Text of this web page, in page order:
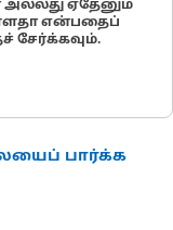
அல்லது ஏதேனும்
என்பதைப்
பார்க்க